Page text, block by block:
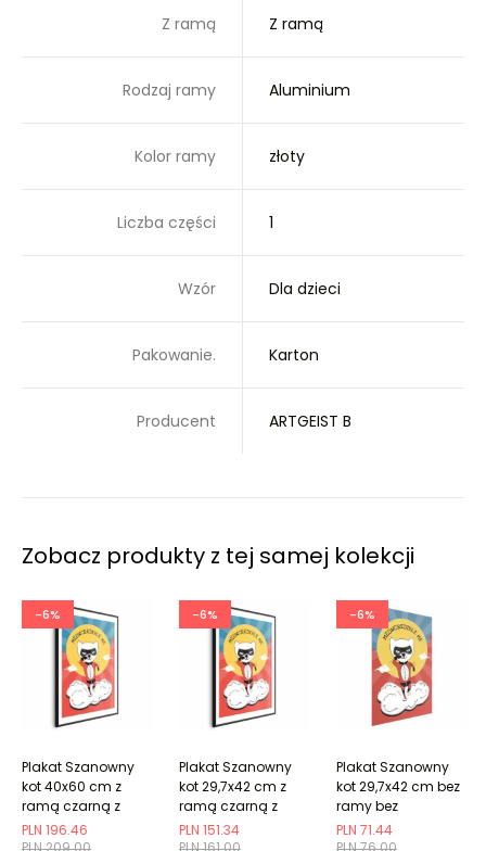
Z ramą Z ramą
Rodzaj ramy Aluminium
Kolor ramy złoty
Liczba części 1
Wzór Dla dzieci
Pakowanie. Karton
Producent ARTGEIST B
Zobacz produkty z tej samej kolekcji
-6%
PLN 209.00
PLN 196.46
Plakat Szanowny
kot 40x60 cm z
ramą czarną z
marginesem
-6%
PLN 161.00
PLN 151.34
Plakat Szanowny
kot 29,7x42 cm z
ramą czarną z
marginesem
-6%
PLN 76.00
PLN 71.44
Plakat Szanowny
kot 29,7x42 cm bez
ramy bez
marginesu